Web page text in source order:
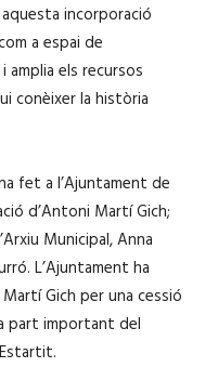
incorporació
a espai de
amplia els recursos
conèixer la història
fet a l’Ajuntament de
d’Antoni Martí Gich;
Municipal,Anna
. L’Ajuntament ha
Gich per una cessió
part important del